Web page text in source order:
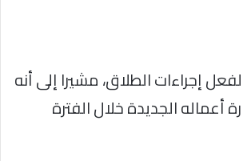
إجراءات الطلاق، مشيرا إلى أنه
الجديدة خلال الفترة